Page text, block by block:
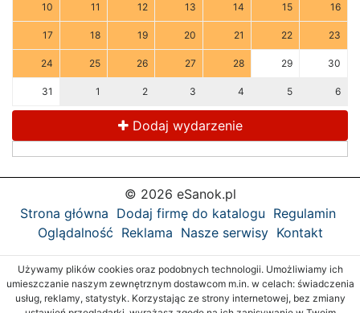
10 11 12 13 14 15 16
17 18 19 20 21 22 23
24 25 26 27 28 29 30
31 1 2 3 4 5 6
Dodaj wydarzenie
© 2026 eSanok.pl
Strona główna Dodaj firmę do katalogu Regulamin
Oglądalność Reklama Nasze serwisy Kontakt
Używamy plików cookies oraz podobnych technologii. Umożliwiamy ich
umieszczanie naszym zewnętrznym dostawcom m.in. w celach: świadczenia
usług, reklamy, statystyk. Korzystając ze strony internetowej, bez zmiany